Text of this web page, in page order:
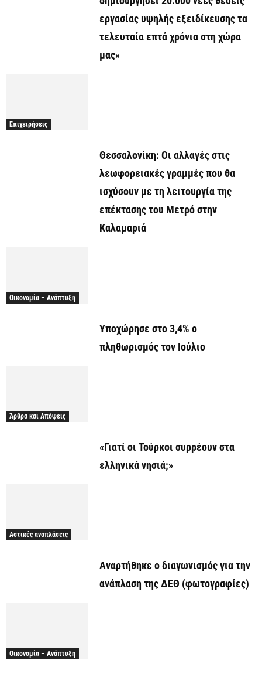
εργασίας υψηλής εξειδίκευσης τα
τελευταία επτά χρόνια στη χώρα
μας»
Επιχειρήσεις
Θεσσαλονίκη: Οι αλλαγές στις
λεωφορειακές γραμμές που θα
ισχύσουν με τη λειτουργία της
επέκτασης του Μετρό στην
Καλαμαριά
Οικονομία – Ανάπτυξη
Υποχώρησε στο 3,4% ο
πληθωρισμός τον Ιούλιο
Άρθρα και Απόψεις
«Γιατί οι Τούρκοι συρρέουν στα
ελληνικά νησιά;»
Αστικές αναπλάσεις
Αναρτήθηκε o διαγωνισμός για την
ανάπλαση της ΔΕΘ (φωτογραφίες)
Οικονομία – Ανάπτυξη